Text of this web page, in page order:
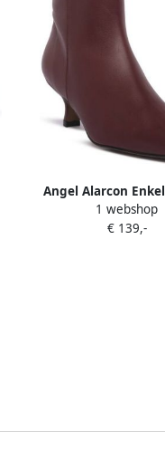
Angel Alarcon
BORDO VOLGA
1 webshop
€ 139,-